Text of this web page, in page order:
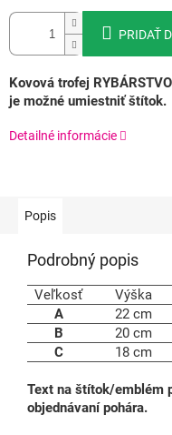
PRIDAŤ
Kovová trofej
je možné umiestniť štítok.
Detailné informácie
Popis
Podrobný popis
Veľkosť Výška
A
22 cm
B
20 cm
C
18 cm
Text na štítok/emblém
objednávaní pohára.